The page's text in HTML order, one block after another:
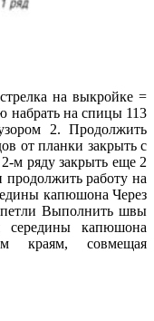
на выкройке =
набрать на спицы 113
2. Продолжить
от планки закрыть с
м ряду закрыть еще 2
продолжить работу на
капюшона Через
петли Выполнить швы
середины капюшона
краям, совмещая